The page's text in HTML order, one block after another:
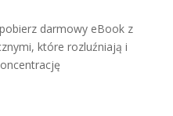
darmowy eBook z
które rozluźniają i